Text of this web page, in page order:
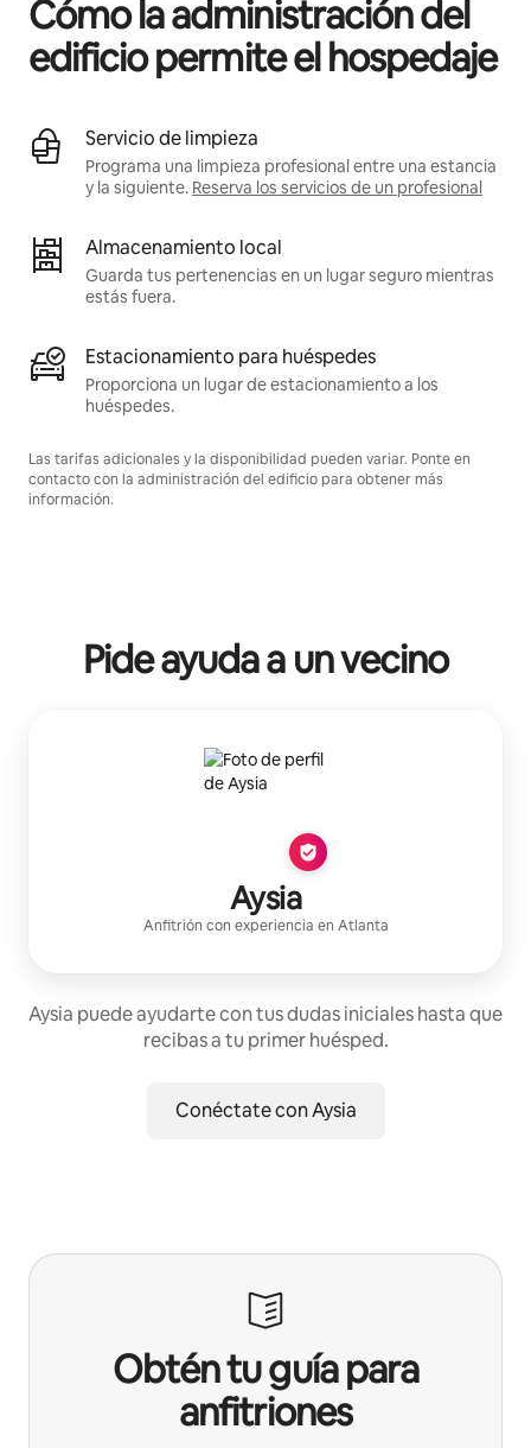
Cómo la administración del
edificio permite el hospedaje
Servicio de limpieza
Programa una limpieza profesional entre una estancia
y la siguiente. Reserva los servicios de un profesional
Almacenamiento local
Guarda tus pertenencias en un lugar seguro mientras
estás fuera.
Estacionamiento para huéspedes
Proporciona un lugar de estacionamiento a los
huéspedes.
Las tarifas adicionales y la disponibilidad pueden variar. Ponte en
contacto con la administración del edificio para obtener más
información.
Pide ayuda a un vecino
Aysia
Anfitrión con experiencia en Atlanta
Aysia puede ayudarte con tus dudas iniciales hasta que
recibas a tu primer huésped.
Conéctate con Aysia
Obtén tu guía para
anfitriones